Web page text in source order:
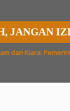
JANGAN
dan Kiara: